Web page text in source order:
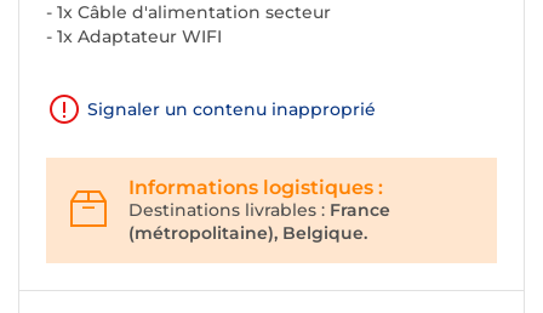
- 1x Câble d'alimentation secteur
- 1x Adaptateur WIFI
Signaler un contenu inapproprié
Informations logistiques :
Destinations livrables : France
(métropolitaine), Belgique.